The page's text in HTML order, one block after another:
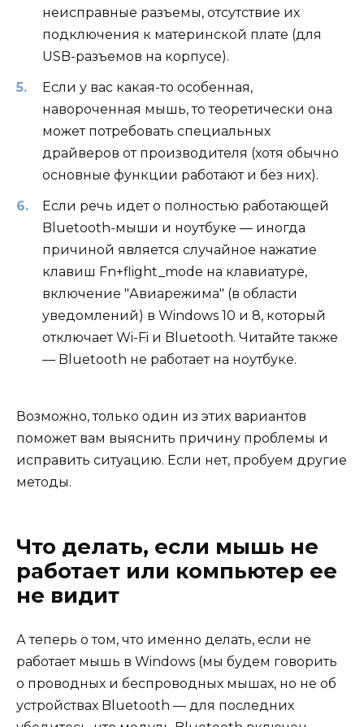
неисправные разъемы, отсутствие их
подключения к материнской плате (для
USB-разъемов на корпусе).
Если у вас какая-то особенная,
навороченная мышь, то теоретически она
может потребовать специальных
драйверов от производителя (хотя обычно
основные функции работают и без них).
Если речь идет о полностью работающей
Bluetooth-мыши и ноутбуке — иногда
причиной является случайное нажатие
клавиш Fn+flight_mode на клавиатуре,
включение "Авиарежима" (в области
уведомлений) в Windows 10 и 8, который
отключает Wi-Fi и Bluetooth. Читайте также
— Bluetooth не работает на ноутбуке.
Возможно, только один из этих вариантов
поможет вам выяснить причину проблемы и
исправить ситуацию. Если нет, пробуем другие
методы.
Что делать, если мышь не
работает или компьютер ее
не видит
А теперь о том, что именно делать, если не
работает мышь в Windows (мы будем говорить
о проводных и беспроводных мышах, но не об
устройствах Bluetooth — для последних